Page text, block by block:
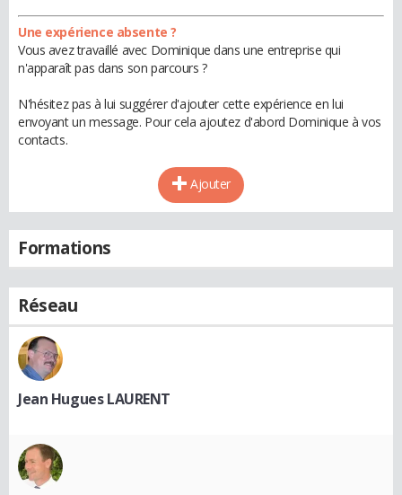
Une expérience absente ?
Vous avez travaillé avec Dominique dans une entreprise qui
n'apparaît pas dans son parcours ?
N'hésitez pas à lui suggérer d'ajouter cette expérience en lui
envoyant un message. Pour cela ajoutez d'abord Dominique à vos
contacts.
Ajouter
Formations
Réseau
Jean Hugues LAURENT